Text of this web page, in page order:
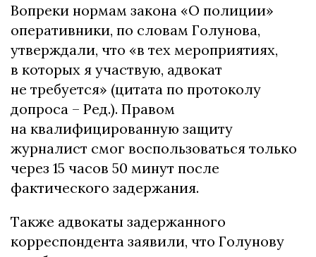
Вопреки нормам закона «О полиции»
оперативники, по словам Голунова,
утверждали, что «в тех мероприятиях,
в которых я участвую, адвокат
не требуется» (цитата по протоколу
допроса – Ред.). Правом
на квалифицированную защиту
журналист смог воспользоваться только
через 15 часов 50 минут после
фактического задержания.
Также адвокаты задержанного
корреспондента заявили, что Голунову